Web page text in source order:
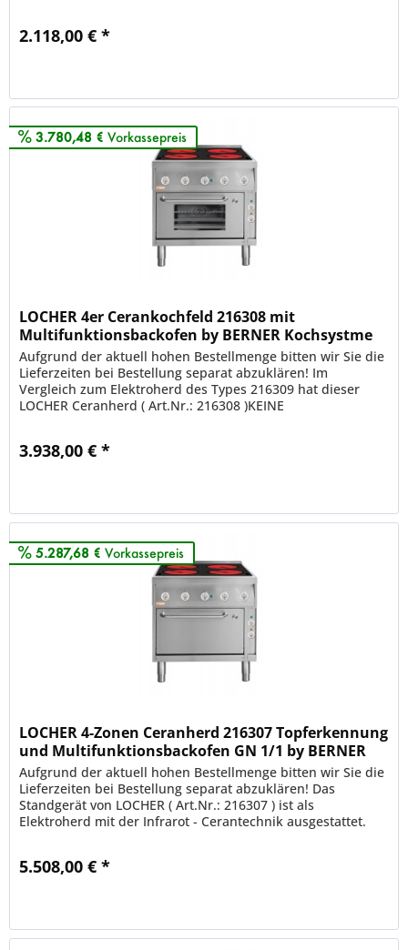
2.118,00 € *
3.780,48 € Vorkassepreis
LOCHER 4er Cerankochfeld 216308 mit
Multifunktionsbackofen by BERNER Kochsystme
Aufgrund der aktuell hohen Bestellmenge bitten wir Sie die
Lieferzeiten bei Bestellung separat abzuklären! Im
Vergleich zum Elektroherd des Types 216309 hat dieser
LOCHER Ceranherd ( Art.Nr.: 216308 )KEINE
3.938,00 € *
5.287,68 € Vorkassepreis
LOCHER 4-Zonen Ceranherd 216307 Topferkennung
und Multifunktionsbackofen GN 1/1 by BERNER
Kochsyste
Aufgrund der aktuell hohen Bestellmenge bitten wir Sie die
Lieferzeiten bei Bestellung separat abzuklären! Das
Standgerät von LOCHER ( Art.Nr.: 216307 ) ist als
Elektroherd mit der Infrarot - Cerantechnik ausgestattet.
5.508,00 € *